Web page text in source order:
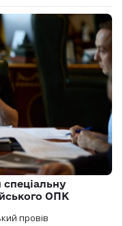
спеціальну
ОПК
провів